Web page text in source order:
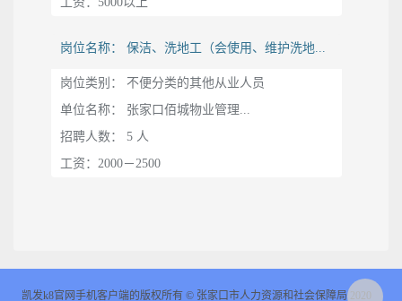
岗位名称： 保洁、洗地工（会使用、维护洗地...
岗位类别： 不便分类的其他从业人员
单位名称： 张家口佰城物业管理...
招聘人数： 5 人
工资：2000－2500
凯发k8官网手机客户端的版权所有 © 张家口市人力资源和社会保障局 2020